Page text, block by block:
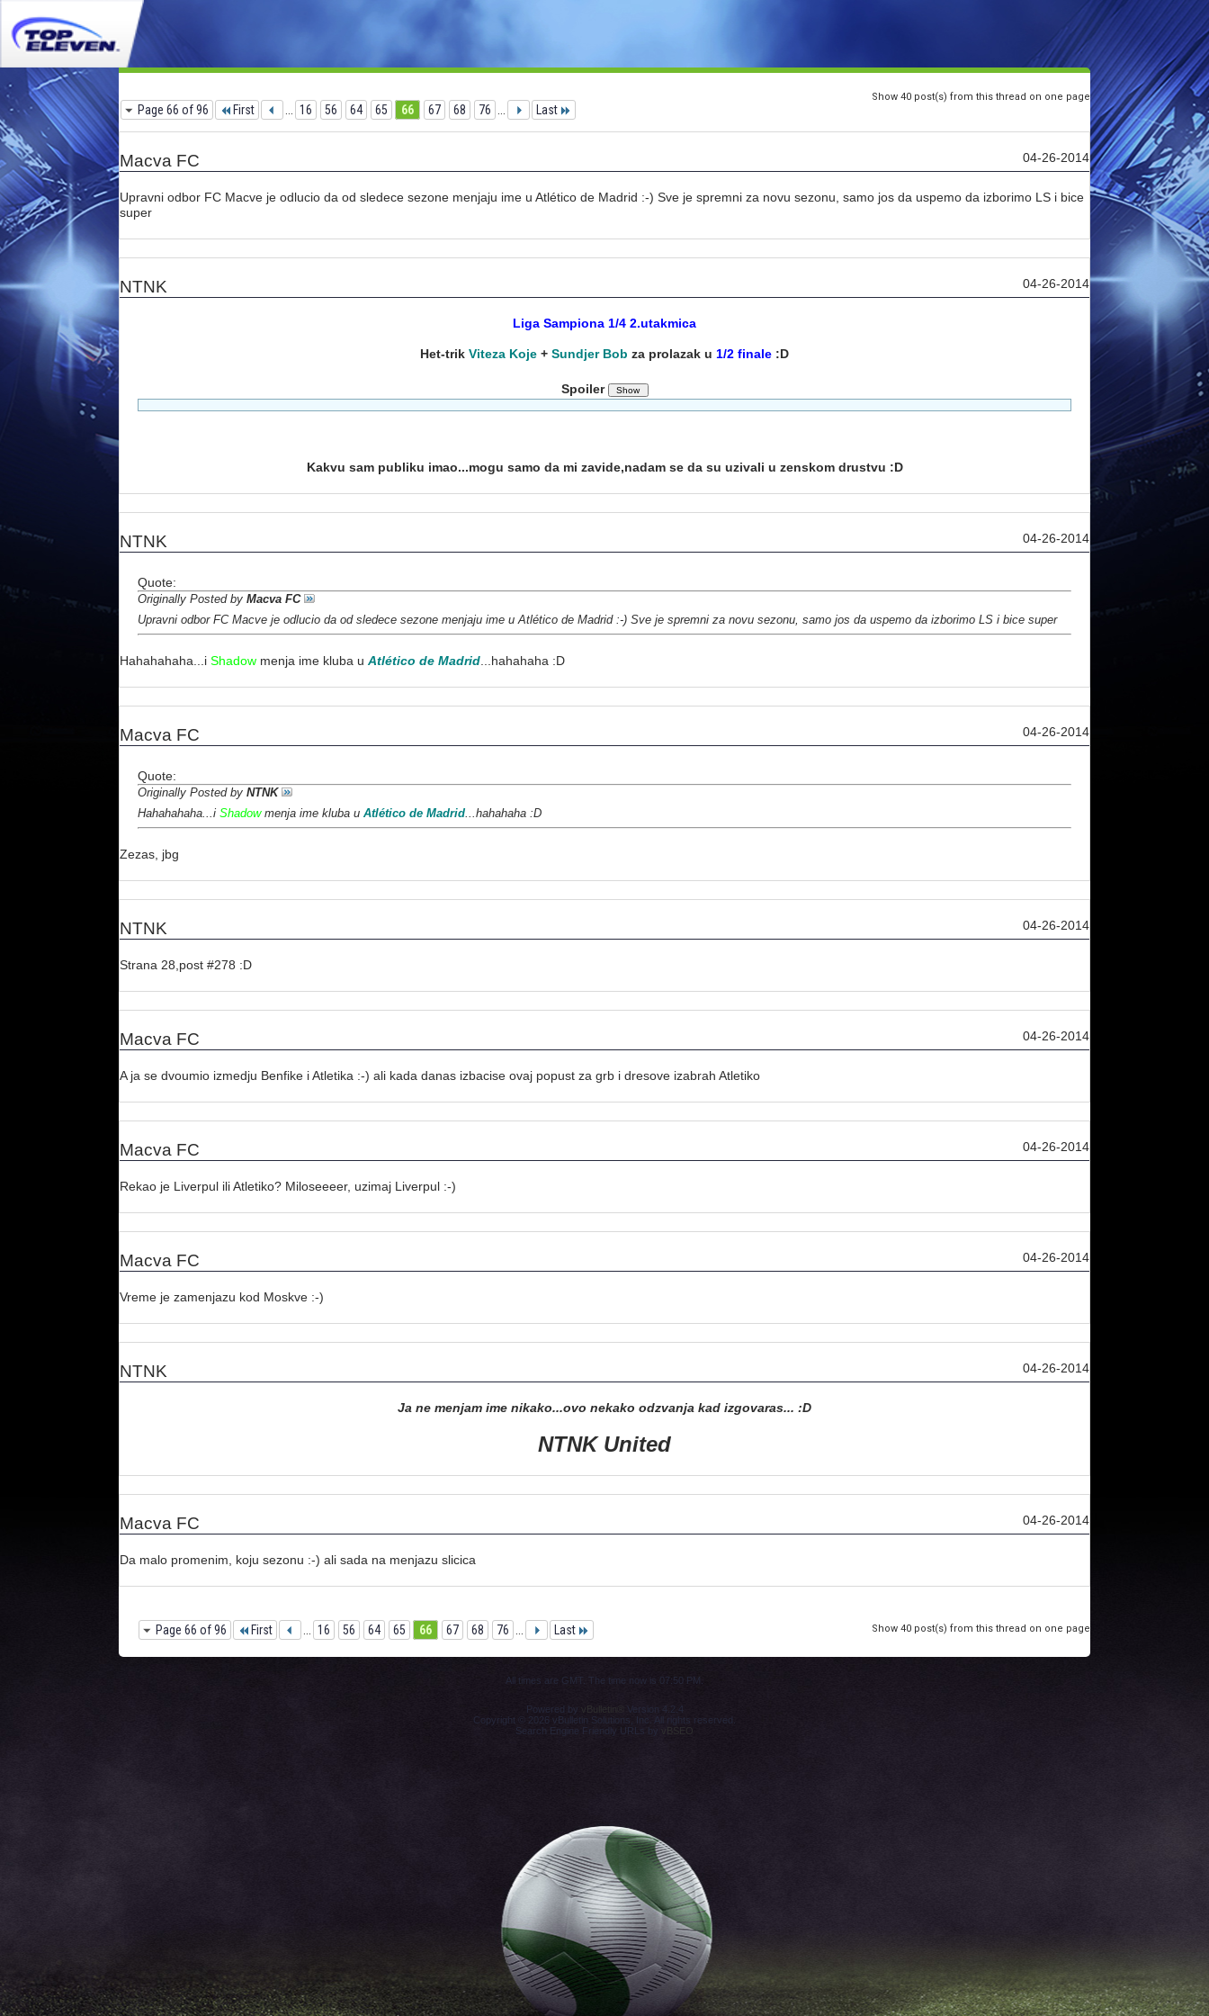
Show 40 post(s) from this thread on one page
Page 66 of 96 First 16 56 64 65 66 67 68 76 Last
04-26-2014
Macva FC
Upravni odbor FC Macve je odlucio da od sledece sezone menjaju ime u Atlético de Madrid :-) Sve je spremni za novu sezonu, samo jos da uspemo da izborimo LS i bice
super
04-26-2014
NTNK
Liga Sampiona 1/4 2.utakmica
Het-trik Viteza Koje + Sundjer Bob za prolazak u 1/2 finale :D
Spoiler
Kakvu sam publiku imao...mogu samo da mi zavide,nadam se da su uzivali u zenskom drustvu :D
04-26-2014
NTNK
Quote:
Originally Posted by Macva FC
Upravni odbor FC Macve je odlucio da od sledece sezone menjaju ime u Atlético de Madrid :-) Sve je spremni za novu sezonu, samo jos da uspemo da izborimo LS i bice super
Hahahahaha...i Shadow menja ime kluba u Atlético de Madrid ...hahahaha :D
04-26-2014
Macva FC
Quote:
Originally Posted by NTNK
Hahahahaha...i Shadow menja ime kluba u Atlético de Madrid...hahahaha :D
Zezas, jbg
04-26-2014
NTNK
Strana 28,post #278 :D
04-26-2014
Macva FC
A ja se dvoumio izmedju Benfike i Atletika :-) ali kada danas izbacise ovaj popust za grb i dresove izabrah Atletiko
04-26-2014
Macva FC
Rekao je Liverpul ili Atletiko? Miloseeeer, uzimaj Liverpul :-)
04-26-2014
Macva FC
Vreme je zamenjazu kod Moskve :-)
04-26-2014
NTNK
Ja ne menjam ime nikako...ovo nekako odzvanja kad izgovaras... :D
NTNK United
04-26-2014
Macva FC
Da malo promenim, koju sezonu :-) ali sada na menjazu slicica
Show 40 post(s) from this thread on one page
Page 66 of 96 First 16 56 64 65 66 67 68 76 Last
All times are GMT. The time now is 07:50 PM
Powered by vBulletin®
Version 4.2.4
Copyright © 2026 vBulletin Solutions, Inc. All rights reserved.
Search Engine Friendly URLs by
vBSEO